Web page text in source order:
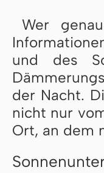
Wer
und des
der Nacht.
nicht nur
Ort, an dem